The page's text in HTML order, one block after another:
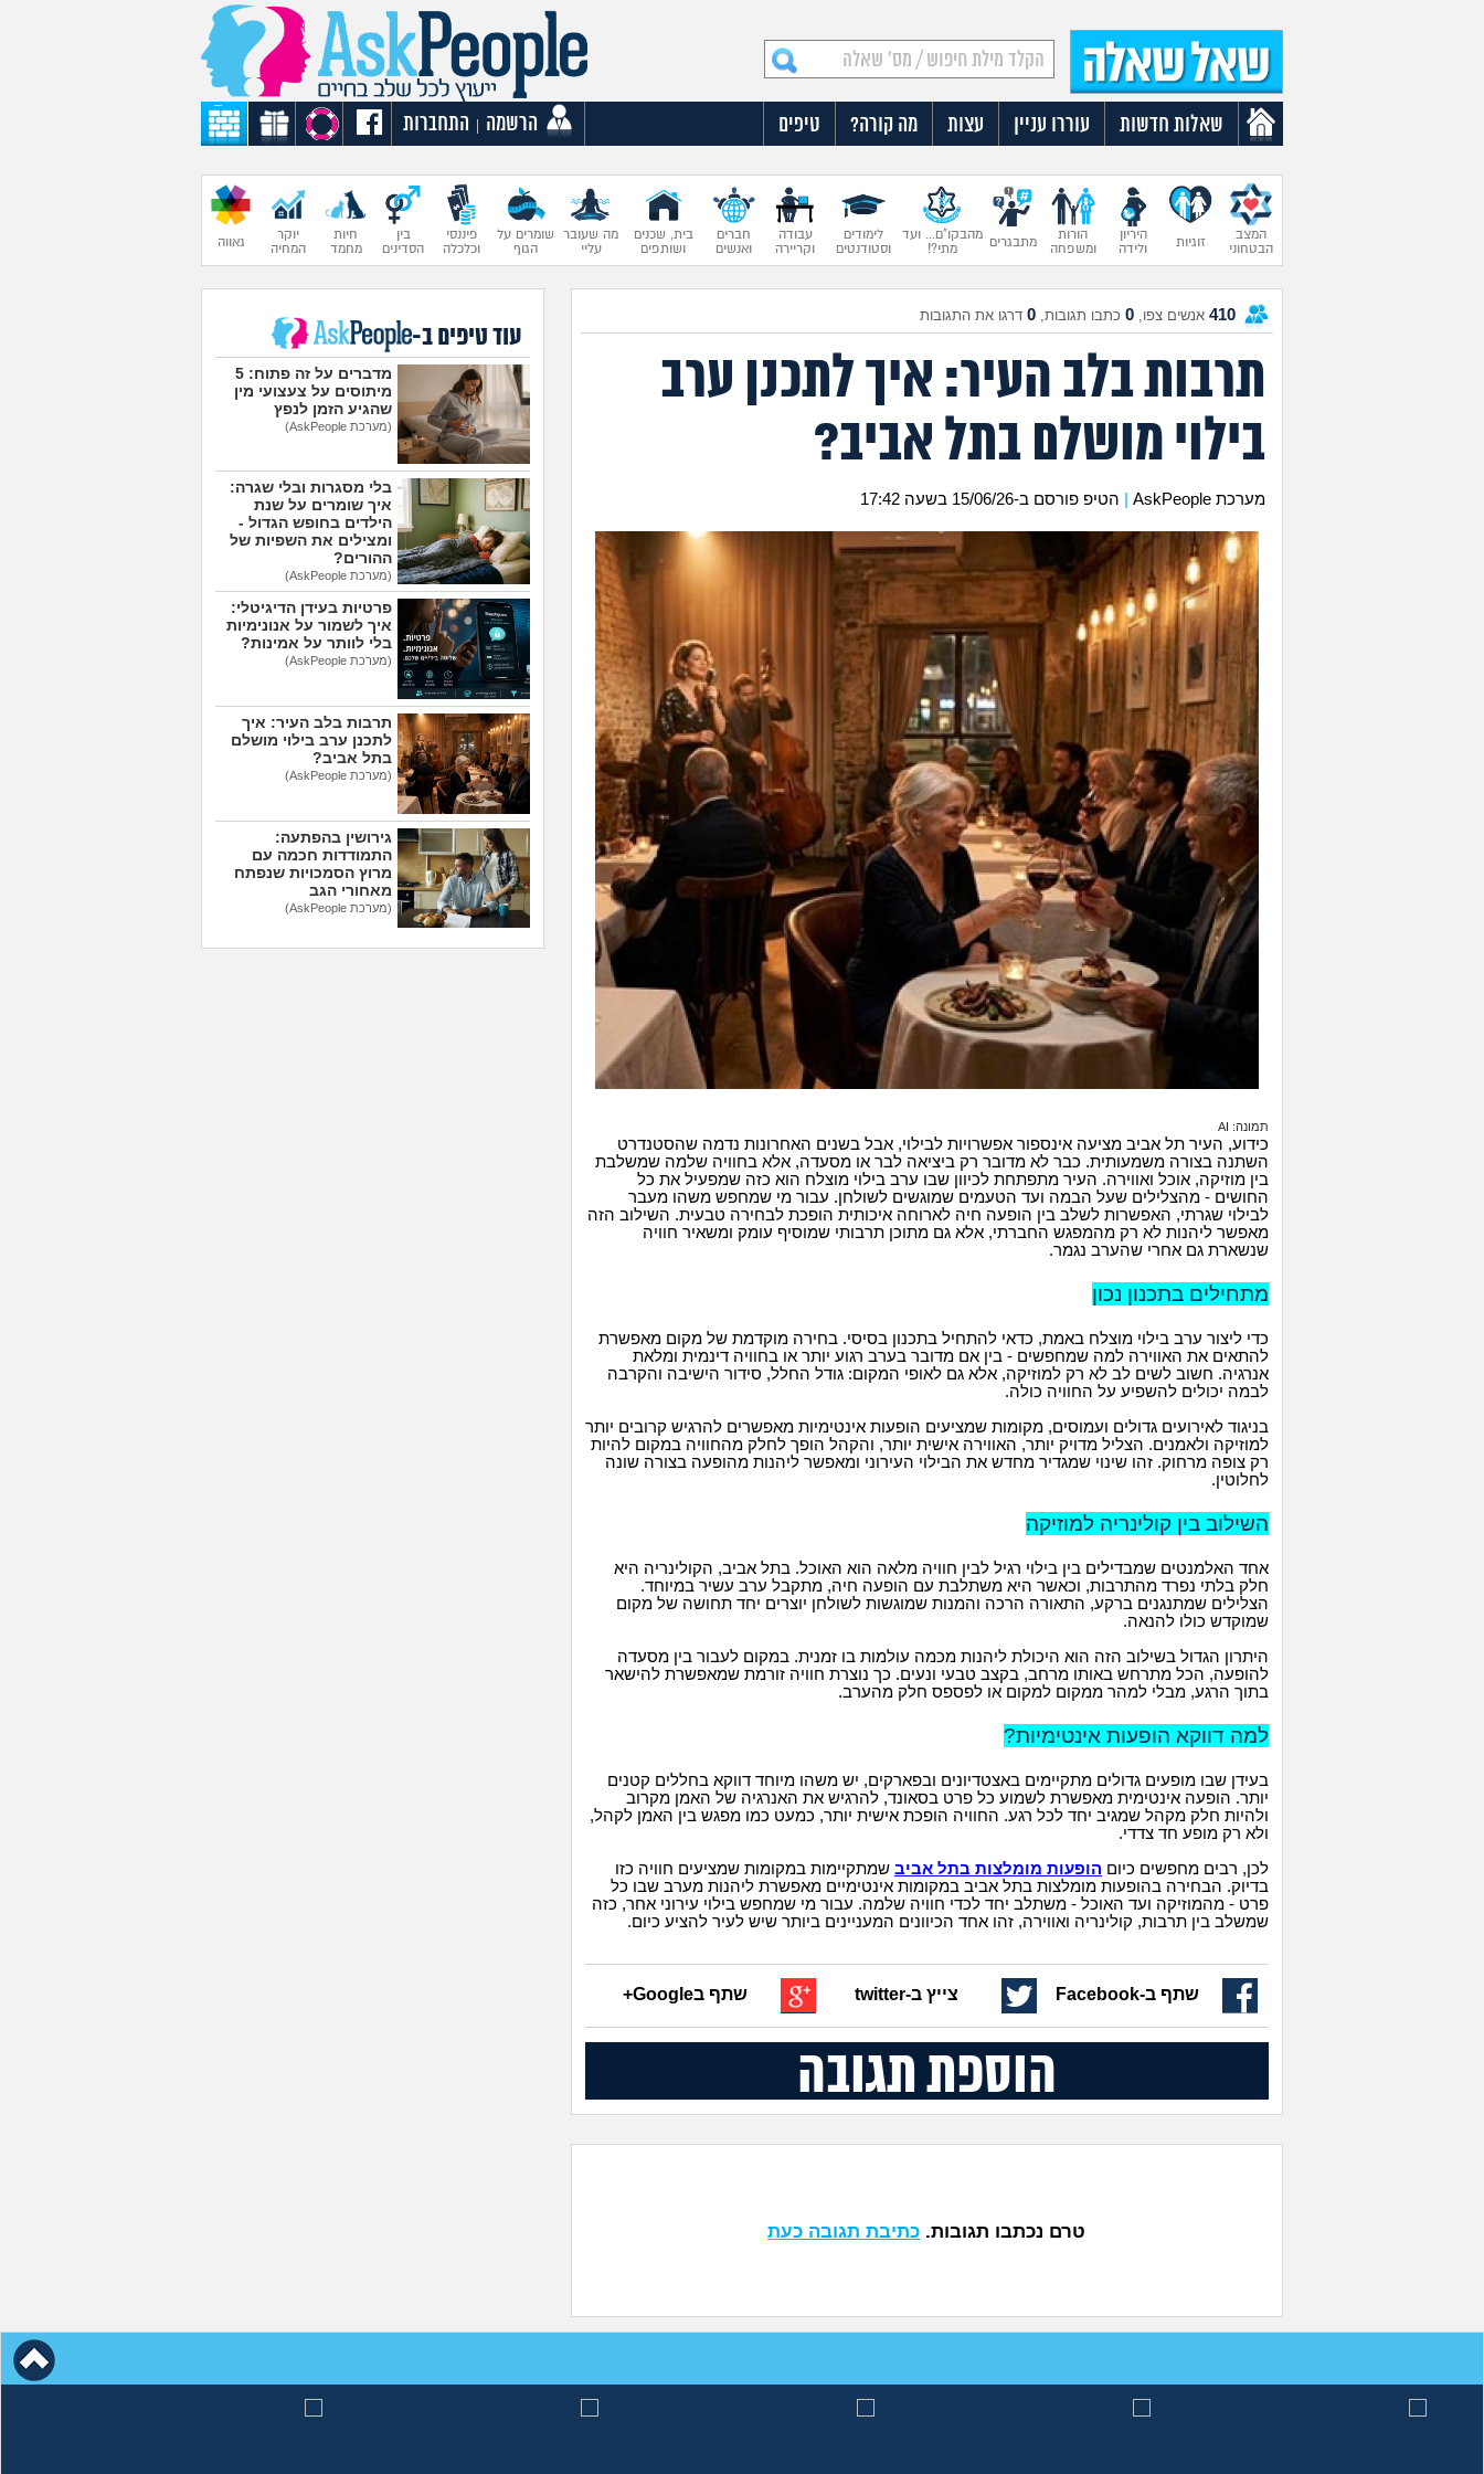
שאלות חדשות עוררו עניין עצות מה קורה? טיפים הרשמה התחברות
המצב
הבטחוני
זוגיות
היריון
ולידה
הורות
ומשפחה
מתבגרים
מהבקו"ם... ועד
מתי?!
לימודים
וסטודנטים
עבודה
וקריירה
חברים
ואנשים
בית, שכנים
ושותפים
מה שעובר
עליי
שומרים על
הגוף
פיננסי
וכלכלה
בין
הסדינים
חיות
מחמד
יוקר
המחיה
גאווה
410 אנשים צפו, 0 כתבו תגובות, 0 דרגו את התגובות
תרבות בלב העיר: איך לתכנן ערב
בילוי מושלם בתל אביב?
מערכת AskPeople הטיפ פורסם ב-15/06/26 בשעה 17:42
תמונה: AI
כידוע, העיר תל אביב מציעה אינספור אפשרויות לבילוי, אבל בשנים האחרונות נדמה שהסטנדרט
השתנה בצורה משמעותית. כבר לא מדובר רק ביציאה לבר או מסעדה, אלא בחוויה שלמה שמשלבת
בין מוזיקה, אוכל ואווירה. העיר מתפתחת לכיוון שבו ערב בילוי מוצלח הוא כזה שמפעיל את כל
החושים - מהצלילים שעל הבמה ועד הטעמים שמוגשים לשולחן. עבור מי שמחפש משהו מעבר
לבילוי שגרתי, האפשרות לשלב בין הופעה חיה לארוחה איכותית הופכת לבחירה טבעית. השילוב הזה
מאפשר ליהנות לא רק מהמפגש החברתי, אלא גם מתוכן תרבותי שמוסיף עומק ומשאיר חוויה
שנשארת גם אחרי שהערב נגמר.
מתחילים בתכנון נכון
כדי ליצור ערב בילוי מוצלח באמת, כדאי להתחיל בתכנון בסיסי. בחירה מוקדמת של מקום מאפשרת
להתאים את האווירה למה שמחפשים - בין אם מדובר בערב רגוע יותר או בחוויה דינמית ומלאת
אנרגיה. חשוב לשים לב לא רק למוזיקה, אלא גם לאופי המקום: גודל החלל, סידור הישיבה והקרבה
לבמה יכולים להשפיע על החוויה כולה.
בניגוד לאירועים גדולים ועמוסים, מקומות שמציעים הופעות אינטימיות מאפשרים להרגיש קרובים יותר
למוזיקה ולאמנים. הצליל מדויק יותר, האווירה אישית יותר, והקהל הופך לחלק מהחוויה במקום להיות
רק צופה מרחוק. זהו שינוי שמגדיר מחדש את הבילוי העירוני ומאפשר ליהנות מהופעה בצורה שונה
לחלוטין.
השילוב בין קולינריה למוזיקה
אחד האלמנטים שמבדילים בין בילוי רגיל לבין חוויה מלאה הוא האוכל. בתל אביב, הקולינריה היא
חלק בלתי נפרד מהתרבות, וכאשר היא משתלבת עם הופעה חיה, מתקבל ערב עשיר במיוחד.
הצלילים שמתנגנים ברקע, התאורה הרכה והמנות שמוגשות לשולחן יוצרים יחד תחושה של מקום
שמוקדש כולו להנאה.
היתרון הגדול בשילוב הזה הוא היכולת ליהנות מכמה עולמות בו זמנית. במקום לעבור בין מסעדה
להופעה, הכל מתרחש באותו מרחב, בקצב טבעי ונעים. כך נוצרת חוויה זורמת שמאפשרת להישאר
בתוך הרגע, מבלי למהר ממקום למקום או לפספס חלק מהערב.
למה דווקא הופעות אינטימיות?
בעידן שבו מופעים גדולים מתקיימים באצטדיונים ובפארקים, יש משהו מיוחד דווקא בחללים קטנים
יותר. הופעה אינטימית מאפשרת לשמוע כל פרט בסאונד, להרגיש את האנרגיה של האמן מקרוב
ולהיות חלק מקהל שמגיב יחד לכל רגע. החוויה הופכת אישית יותר, כמעט כמו מפגש בין האמן לקהל,
ולא רק מופע חד צדדי.
לכן, רבים מחפשים כיום הופעות מומלצות בתל אביב שמתקיימות במקומות שמציעים חוויה כזו
בדיוק. הבחירה בהופעות מומלצות בתל אביב במקומות אינטימיים מאפשרת ליהנות מערב שבו כל
פרט - מהמוזיקה ועד האוכל - משתלב יחד לכדי חוויה שלמה. עבור מי שמחפש בילוי עירוני אחר, כזה
שמשלב בין תרבות, קולינריה ואווירה, זהו אחד הכיוונים המעניינים ביותר שיש לעיר להציע כיום.
שתף ב-Facebook צייץ ב-twitter שתף בGoogle+
הוספת תגובה
טרם נכתבו תגובות. כתיבת תגובה כעת
עוד טיפים ב-
מדברים על זה פתוח: 5
מיתוסים על צעצועי מין
שהגיע הזמן לנפץ
(מערכת AskPeople)
בלי מסגרות ובלי שגרה:
איך שומרים על שנת
הילדים בחופש הגדול -
ומצילים את השפיות של
ההורים?
(מערכת AskPeople)
פרטיות בעידן הדיגיטלי:
איך לשמור על אנונימיות
בלי לוותר על אמינות?
(מערכת AskPeople)
תרבות בלב העיר: איך
לתכנן ערב בילוי מושלם
בתל אביב?
(מערכת AskPeople)
גירושין בהפתעה:
התמודדות חכמה עם
מרוץ הסמכויות שנפתח
מאחורי הגב
(מערכת AskPeople)